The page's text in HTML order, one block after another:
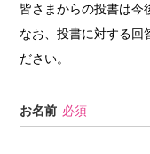
皆さまからの投書は今
なお、投書に対する回
ださい。
お名前 必須